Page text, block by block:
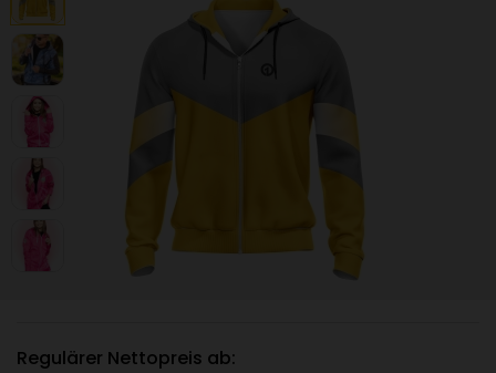
Regulärer Nettopreis ab: